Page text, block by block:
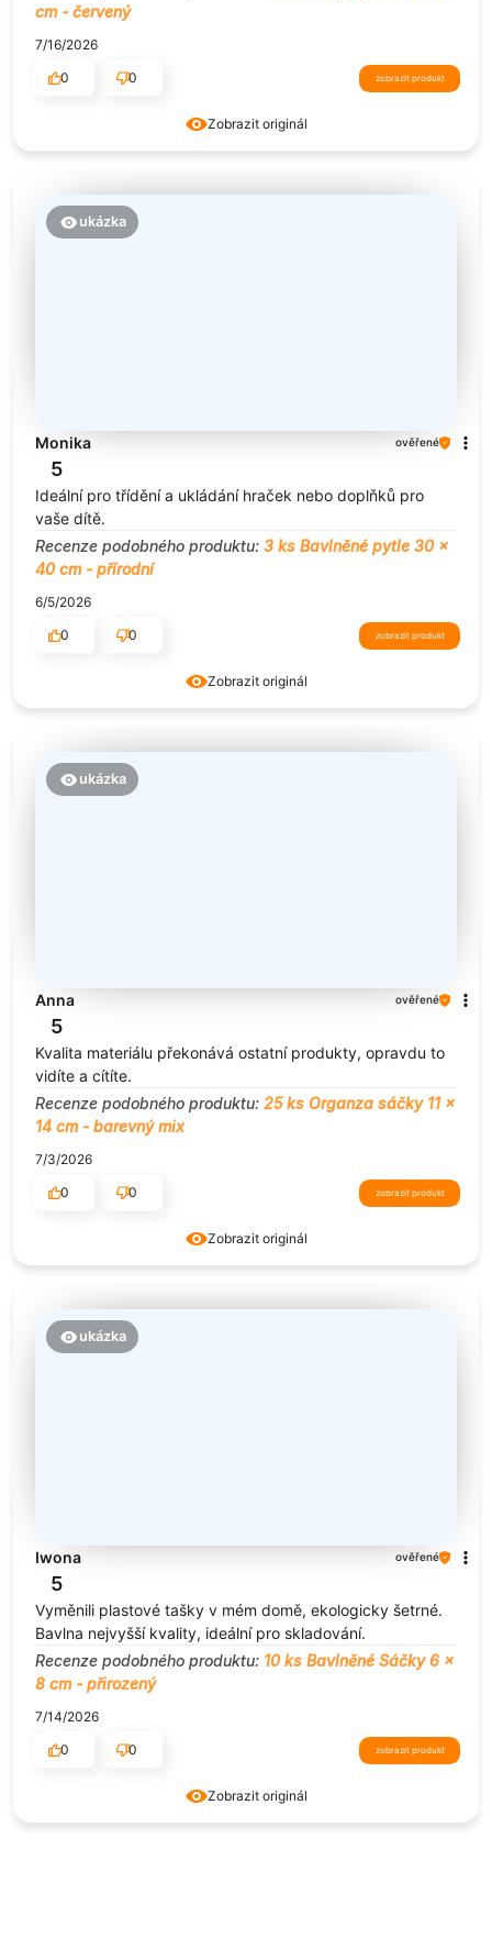
Zobrazit originál
cm - červený
7/16/2026
0
0 zobrazit produkt
Zobrazit originál
ukázka
Monika ověřené
5
Ideální pro třídění a ukládání hraček nebo doplňků pro
vaše dítě.
Recenze podobného produktu: 3 ks Bavlněné pytle 30 x
40 cm - přírodní
6/5/2026
0
0 zobrazit produkt
Zobrazit originál
ukázka
Anna ověřené
5
Kvalita materiálu překonává ostatní produkty, opravdu to
vidíte a cítíte.
Recenze podobného produktu: 25 ks Organza sáčky 11 x
14 cm - barevný mix
7/3/2026
0
0 zobrazit produkt
Zobrazit originál
ukázka
Iwona ověřené
5
Vyměnili plastové tašky v mém domě, ekologicky šetrné.
Bavlna nejvyšší kvality, ideální pro skladování.
Recenze podobného produktu: 10 ks Bavlněné Sáčky 6 x
8 cm - přirozený
7/14/2026
0
0 zobrazit produkt